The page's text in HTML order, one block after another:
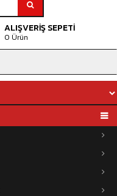
ALIŞVERİŞ SEPETİ
0 Ürün